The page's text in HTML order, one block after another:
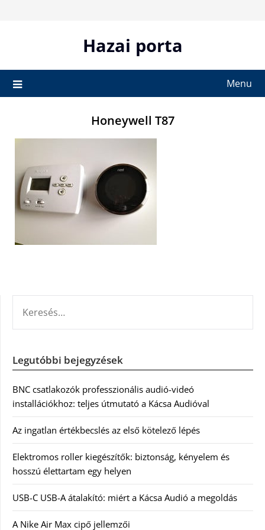
Hazai porta
Menu
Honeywell T87
Legutóbbi bejegyzések
BNC csatlakozók professzionális audió-videó
installációkhoz: teljes útmutató a Kácsa Audióval
Az ingatlan értékbecslés az első kötelező lépés
Elektromos roller kiegészítők: biztonság, kényelem és
hosszú élettartam egy helyen
USB-C USB-A átalakító: miért a Kácsa Audió a megoldás
A Nike Air Max cipő jellemzői